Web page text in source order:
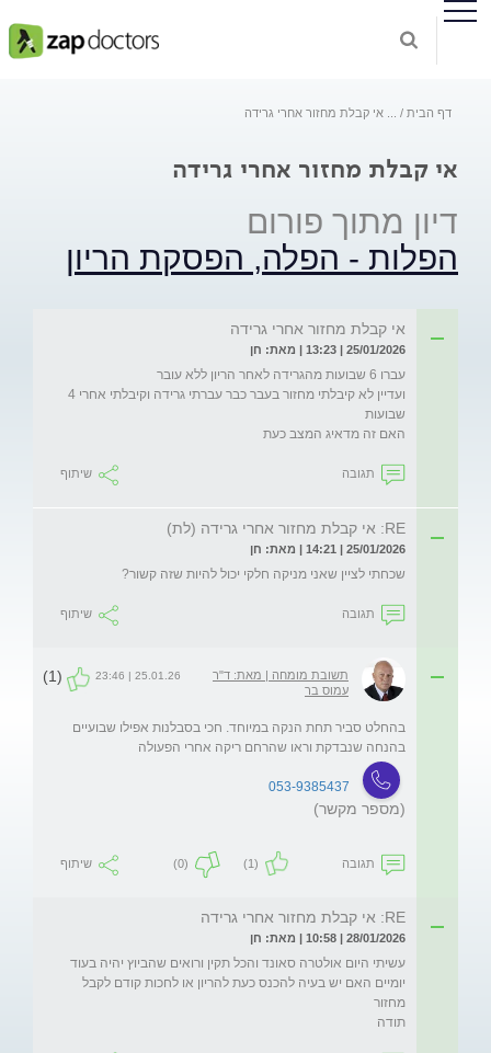
דף הבית אי קבלת מחזור אחרי גרידה
אי קבלת מחזור אחרי גרידה
דיון מתוך פורום
הפלות - הפלה, הפסקת הריון
אי קבלת מחזור אחרי גרידה
25/01/2026 | 13:23 | מאת: חן
האם זה מדאיג המצב כעת
תגובה שיתוף
RE: אי קבלת מחזור אחרי גרידה (לת)
25/01/2026 | 14:21 | מאת: חן
שכחתי לציין שאני מניקה חלקי יכול להיות שזה קשור?
תגובה שיתוף
תשובת מומחה | מאת: ד"ר
עמוס בר
25.01.26 | 23:46
(1)
בהחלט סביר תחת הנקה במיוחד. חכי בסבלנות אפילו שבועיים
בהנחה שנבדקת וראו שהרחם ריקה אחרי הפעולה
053-9385437
(מספר מקשר)
תגובה (1)
(0) שיתוף
RE: אי קבלת מחזור אחרי גרידה
28/01/2026 | 10:58 | מאת: חן
עשיתי היום אולטרה סאונד והכל תקין ורואים שהביוץ יהיה בעוד
יומיים האם יש בעיה להכנס כעת להריון או לחכות קודם לקבל
תודה